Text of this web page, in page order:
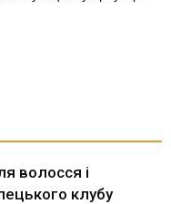
волосся і
клубу